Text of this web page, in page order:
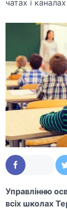
чатах і каналах
Управлінню
всіх школах